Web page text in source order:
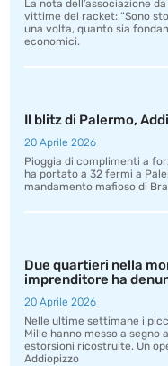
La nota dell’associazione
vittime del racket: “Sono
una volta, quanto sia
economici.
Il blitz di Palermo,
20 Aprile 2026
Pioggia di complimenti a
ha portato a 32 fermi a
mandamento mafioso di
Due quartieri nella
imprenditore ha
20 Aprile 2026
Nelle ultime settimane i
Mille hanno messo a segno
estorsioni ricostruite. Un
Addiopizzo